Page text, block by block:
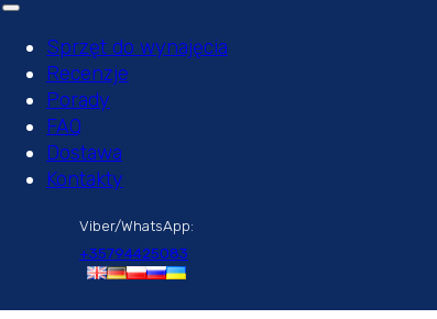
Sprzęt do wynajęcia
Recenzje
Porady
FAQ
Dostawa
Kontakty
Viber/WhatsApp:
+35794425083